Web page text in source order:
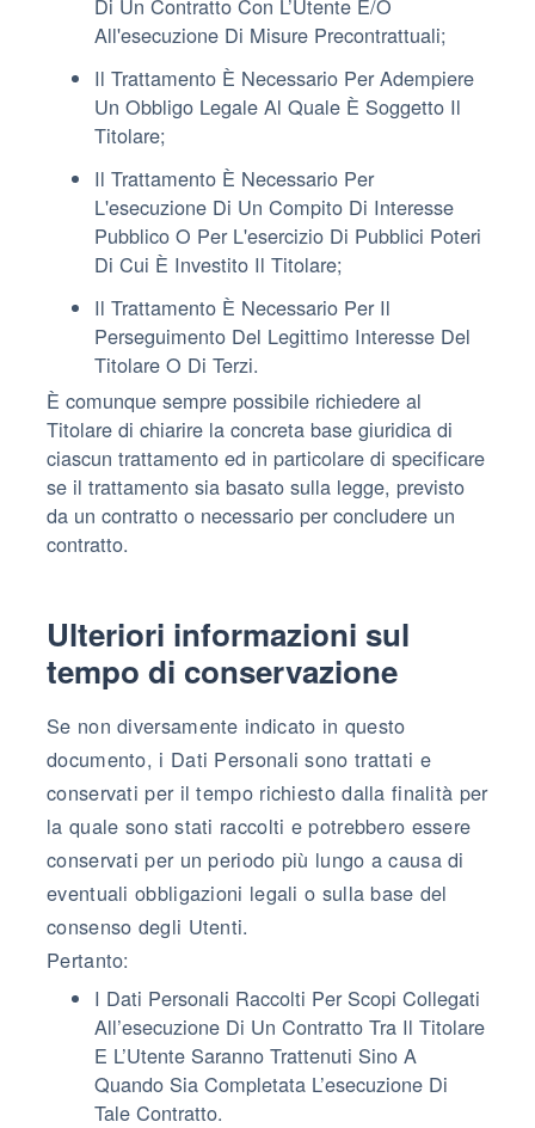
Di Un Contratto Con L’Utente E/o
All'esecuzione Di Misure Precontrattuali;
Il Trattamento È Necessario Per Adempiere
Un Obbligo Legale Al Quale È Soggetto Il
Titolare;
Il Trattamento È Necessario Per
L'esecuzione Di Un Compito Di Interesse
Pubblico O Per L'esercizio Di Pubblici Poteri
Di Cui È Investito Il Titolare;
Il Trattamento È Necessario Per Il
Perseguimento Del Legittimo Interesse Del
Titolare O Di Terzi.
È comunque sempre possibile richiedere al
Titolare di chiarire la concreta base giuridica di
ciascun trattamento ed in particolare di specificare
se il trattamento sia basato sulla legge, previsto
da un contratto o necessario per concludere un
contratto.
Ulteriori informazioni sul
tempo di conservazione
Se non diversamente indicato in questo
documento, i Dati Personali sono trattati e
conservati per il tempo richiesto dalla finalità per
la quale sono stati raccolti e potrebbero essere
conservati per un periodo più lungo a causa di
eventuali obbligazioni legali o sulla base del
consenso degli Utenti.
Pertanto:
I Dati Personali Raccolti Per Scopi Collegati
All’esecuzione Di Un Contratto Tra Il Titolare
E L’Utente Saranno Trattenuti Sino A
Quando Sia Completata L’esecuzione Di
Tale Contratto.